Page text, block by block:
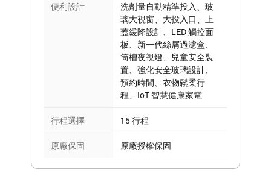
便利設計
洗劑量自動精準投入、玻
璃大視窗、大投入口、上
蓋緩降設計、LED 觸控面
板、新一代絲屑過濾盒、
筒槽夜視燈、兒童安全裝
置、強化安全玻璃設計、
預約時間、衣物鬆柔行
程、IoT 智慧健康家電
行程選擇 15 行程
原廠保固 原廠授權保固